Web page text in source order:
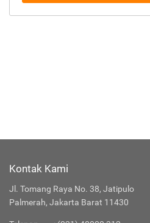
Kontak Kami
Jl. Tomang Raya No. 38, Jatipulo
Palmerah, Jakarta Barat 11430